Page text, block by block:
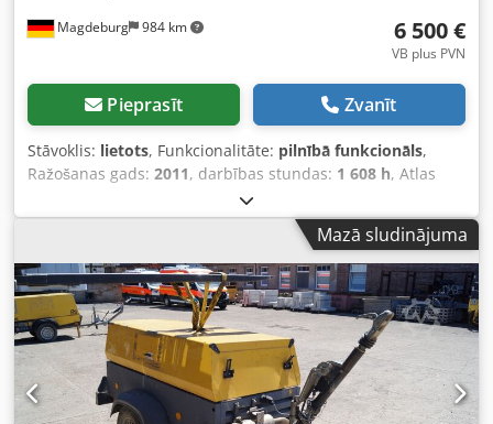
Magdeburg 984 km 6 500 €
VB plus PVN
Pieprasīt Zvanīt
Stāvoklis: lietots, Funkcionalitāte: pilnībā funkcionāls,
Ražošanas gads: 2011, darbības stundas: 1 608 h, Atlas
Copco XAS 67 DDG kompresors, ražošanas gads 2011, 1608
darba stundas, tilpuma plūsma 3,5 m³, ārkārtas jauda 12,5
kVA, pieslēgumi: 1 x 230 V, 2 x 400 V, sērijas numurs
YA3062565B0165591, reģistrācija ir pieejama.
Dcodpfszbiivjx Ah Sek
Mazā sludinājuma